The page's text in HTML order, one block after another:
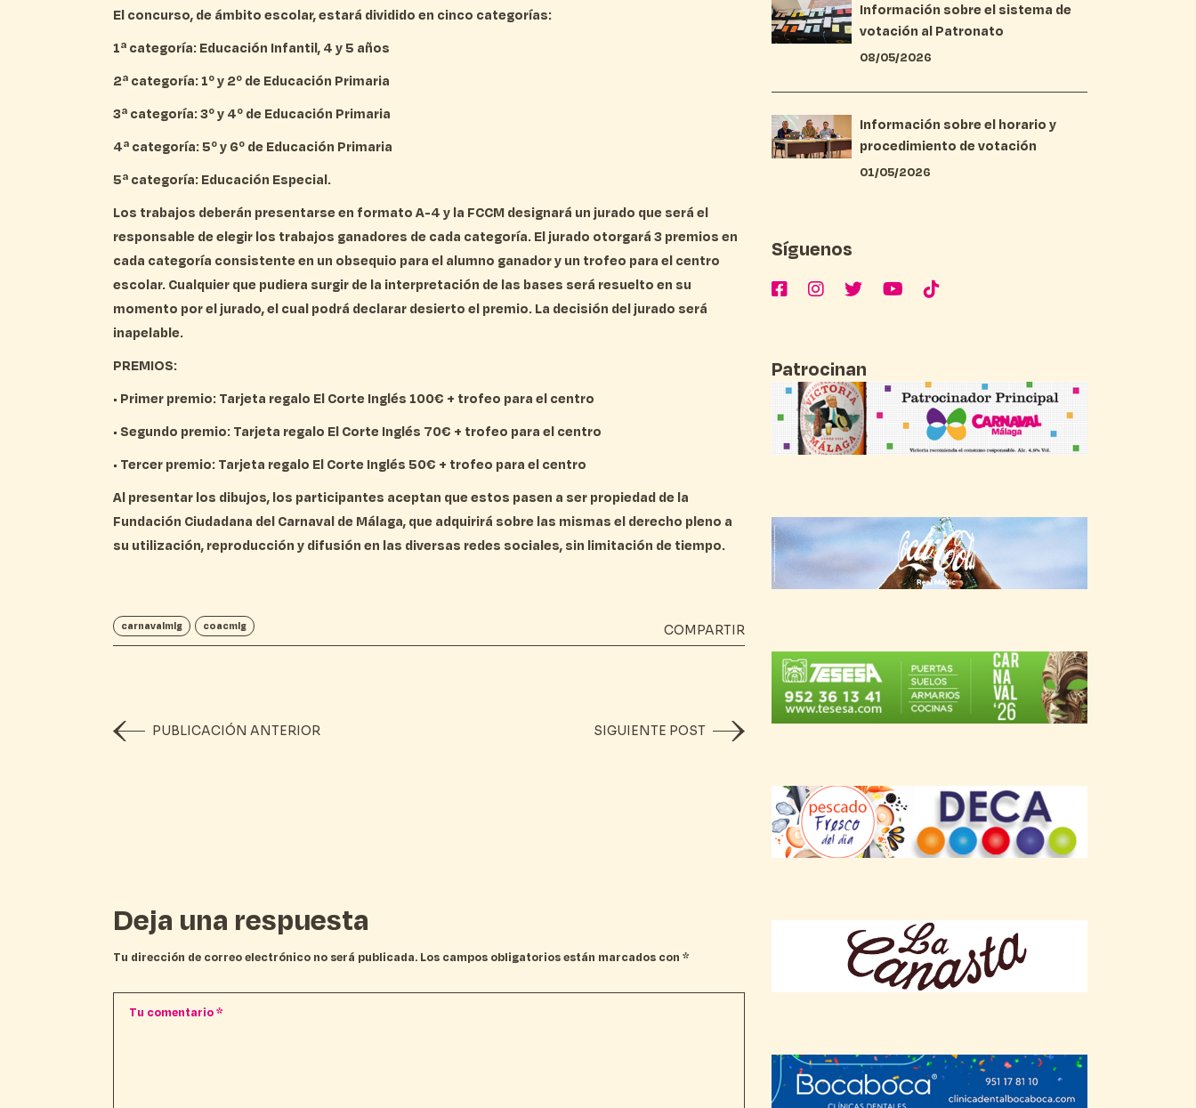
El concurso, de ámbito escolar, estará dividido en cinco categorías:
1ª categoría: Educación Infantil, 4 y 5 años
2ª categoría: 1º y 2º de Educación Primaria
3ª categoría: 3º y 4º de Educación Primaria
4ª categoría: 5º y 6º de Educación Primaria
5ª categoría: Educación Especial.
Los trabajos deberán presentarse en formato A-4 y la FCCM designará un jurado que será el
responsable de elegir los trabajos ganadores de cada categoría. El jurado otorgará 3 premios en
cada categoría consistente en un obsequio para el alumno ganador y un trofeo para el centro
escolar. Cualquier que pudiera surgir de la interpretación de las bases será resuelto en su
momento por el jurado, el cual podrá declarar desierto el premio. La decisión del jurado será
inapelable.
PREMIOS:
• Primer premio: Tarjeta regalo El Corte Inglés 100€ + trofeo para el centro
• Segundo premio: Tarjeta regalo El Corte Inglés 70€ + trofeo para el centro
• Tercer premio: Tarjeta regalo El Corte Inglés 50€ + trofeo para el centro
Al presentar los dibujos, los participantes aceptan que estos pasen a ser propiedad de la
Fundación Ciudadana del Carnaval de Málaga, que adquirirá sobre las mismas el derecho pleno a
su utilización, reproducción y difusión en las diversas redes sociales, sin limitación de tiempo.
carnavalmlg coacmlg COMPARTIR
PUBLICACIÓN ANTERIOR SIGUIENTE POST
Deja una respuesta
Tu dirección de correo electrónico no será publicada. Los campos obligatorios están marcados con *
Información sobre el sistema de
votación al Patronato
08/05/2026
Información sobre el horario y
procedimiento de votación
01/05/2026
Síguenos
Patrocinan